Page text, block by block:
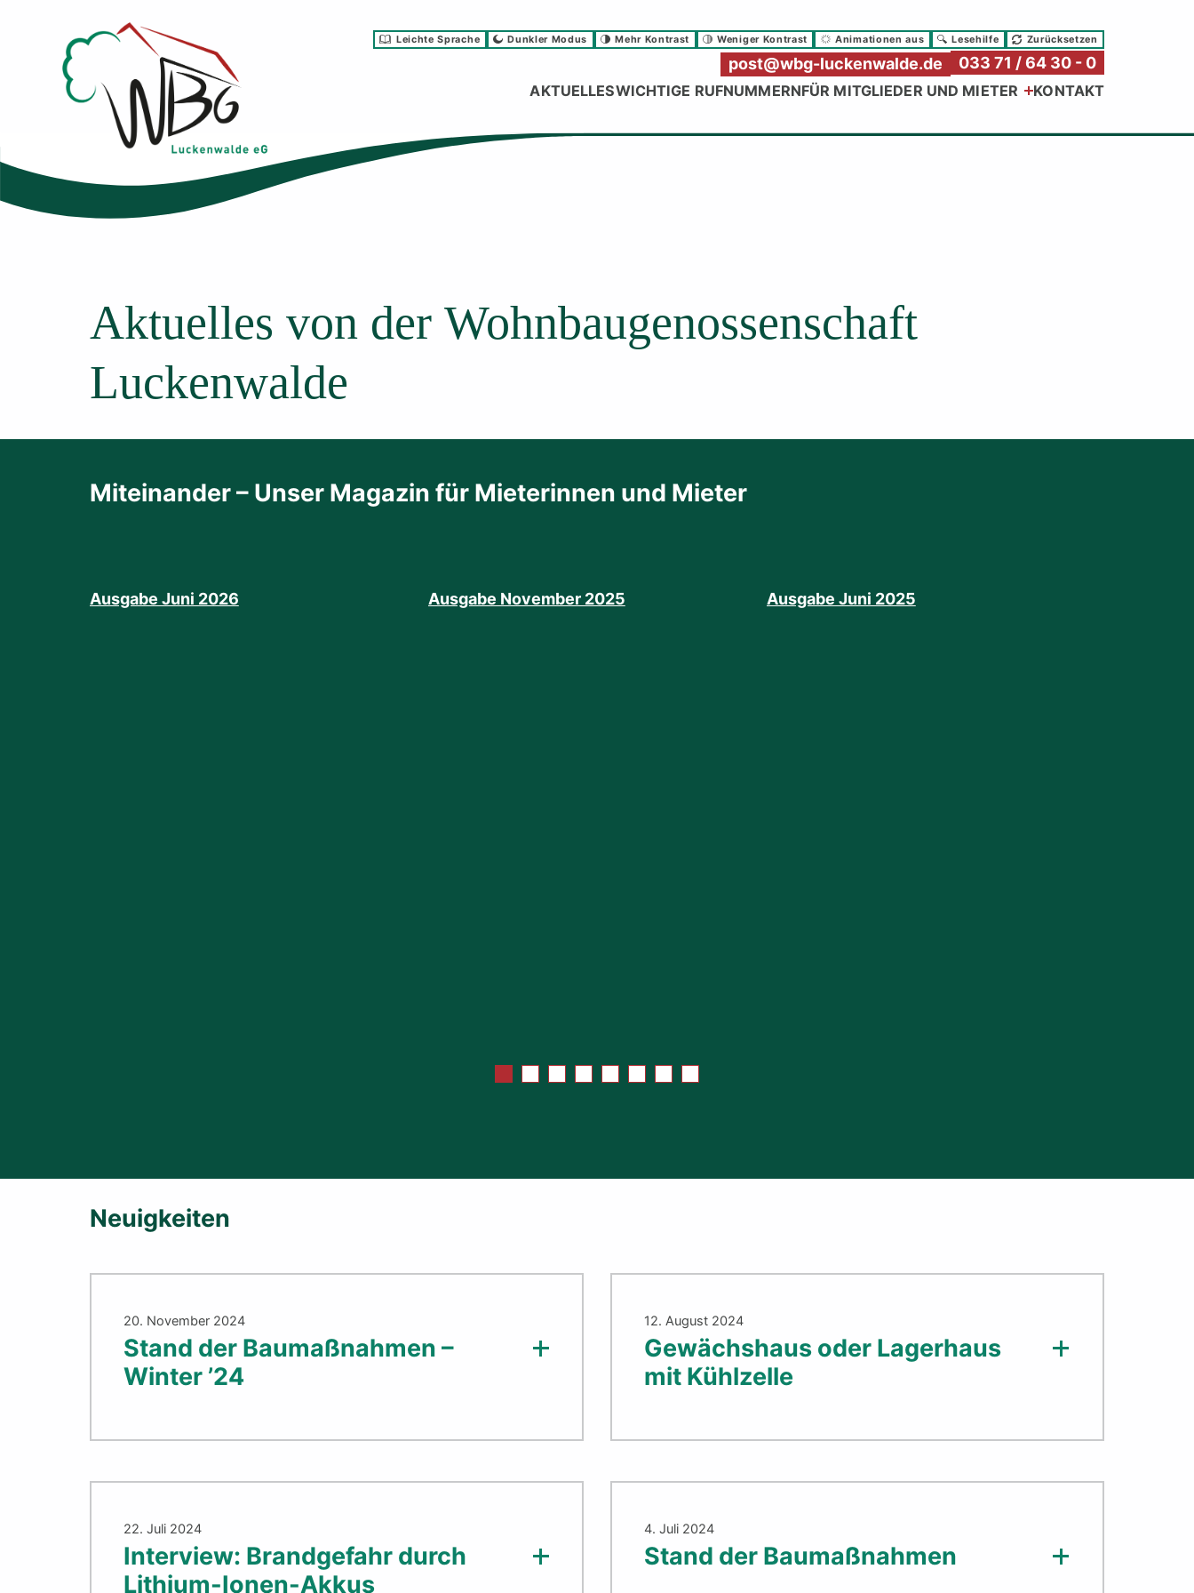
Wohnbaugenossenschaft Luckenwalde eG Leichte Sprache Dunkler Modus Mehr Kontrast Weniger Kontrast Animationen aus Lesehilfe Zurücksetzen
post@wbg-luckenwalde.de 033 71 / 64 30 - 0
AKTUELLESWICHTIGE RUFNUMMERNFÜR MITGLIEDER UND MIETER KONTAKT
Aktuelles von der Wohnbaugenossenschaft
Luckenwalde
Miteinander – Unser Magazin für Mieterinnen und Mieter
Ausgabe Juni 2026 Ausgabe November 2025 Ausgabe Juni 2025
Neuigkeiten
Aktuelles
(Seite
3)
20. November 2024
Stand der Baumaßnahmen –
Winter ’24
12. August 2024
Gewächshaus oder Lagerhaus
mit Kühlzelle
22. Juli 2024
Interview: Brandgefahr durch
Lithium-Ionen-Akkus
4. Juli 2024
Stand der Baumaßnahmen